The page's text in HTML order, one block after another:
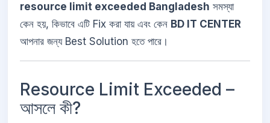
resource limit exceeded Bangladesh সমস্যা
কেন হয়, কিভাবে এটি Fix করা যায় এবং কেন BD IT CENTER
আপনার জন্য Best Solution হতে পারে।
Resource Limit Exceeded –
আসলে কী?